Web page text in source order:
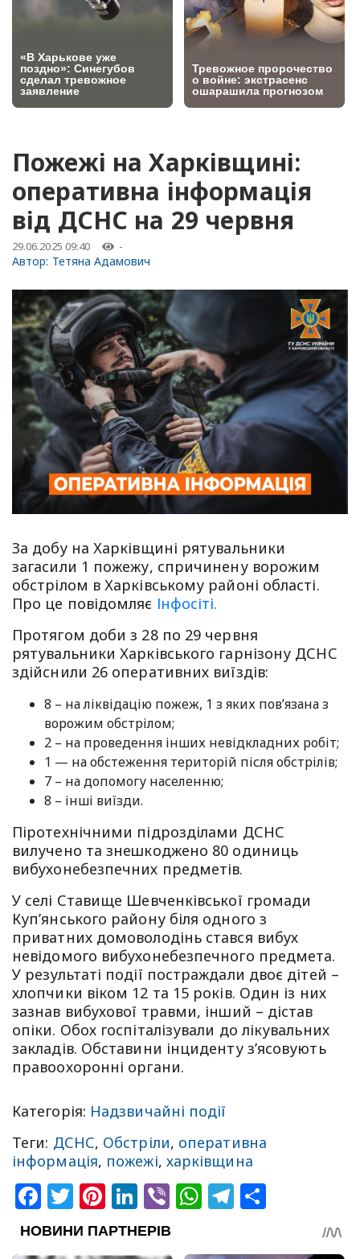
Пожежі на Харківщині:
оперативна інформація
від ДСНС на 29 червня
29.06.2025 09:40 -
Автор: Тетяна Адамович
За добу на Харківщині рятувальники
загасили 1 пожежу, спричинену ворожим
обстрілом в Харківському районі області.
Про це повідомляє Інфосіті.
Протягом доби з 28 по 29 червня
рятувальники Харківського гарнізону ДСНС
здійснили 26 оперативних виїздів:
8 – на ліквідацію пожеж, 1 з яких пов’язана з
ворожим обстрілом;
2 – на проведення інших невідкладних робіт;
1 — на обстеження територій після обстрілів;
7 – на допомогу населенню;
8 – інші виїзди.
Піротехнічними підрозділами ДСНС
вилучено та знешкоджено 80 одиниць
вибухонебезпечних предметів.
У селі Ставище Шевченківської громади
Куп’янського району біля одного з
приватних домоволодінь стався вибух
невідомого вибухонебезпечного предмета.
У результаті події постраждали двоє дітей –
хлопчики віком 12 та 15 років. Один із них
зазнав вибухової травми, інший – дістав
опіки. Обох госпіталізували до лікувальних
закладів. Обставини інциденту з’ясовують
правоохоронні органи.
Категорія: Надзвичайні події
Теги: ДСНС, Обстріли, оперативна
інформація, пожежі, харківщина
Facebook
Twitter
Pinterest
LinkedIn
ViberWhatsApp
Telegram